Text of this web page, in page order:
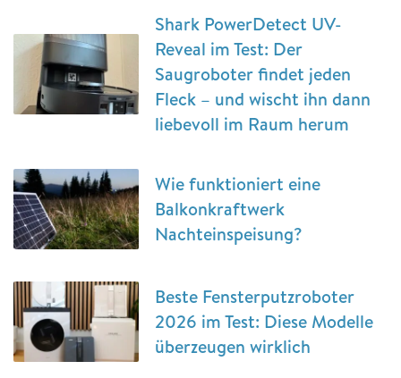
Shark PowerDetect UV-
Reveal im Test: Der
Saugroboter findet jeden
Fleck – und wischt ihn dann
liebevoll im Raum herum
Wie funktioniert eine
Balkonkraftwerk
Nachteinspeisung?
Beste Fensterputzroboter
2026 im Test: Diese Modelle
überzeugen wirklich